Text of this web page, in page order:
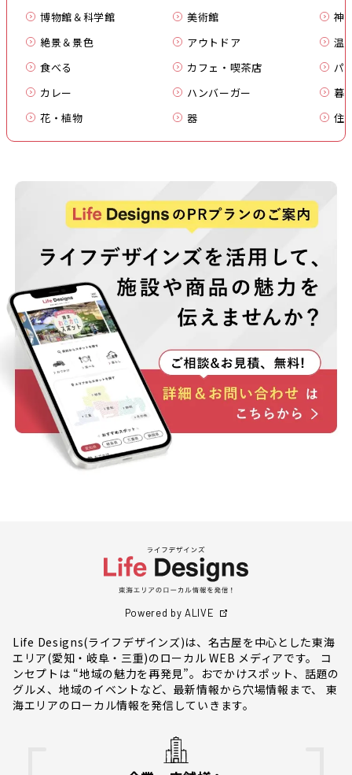
博物館＆科学館
美術館
神
絶景＆景色
アウトドア
温
食べる
カフェ・喫茶店
パ
カレー
ハンバーガー
暮
花・植物
器 住
Powered by ALIVE
Life Designs(ライフデザインズ)は、名古屋を中心とした東海
エリア(愛知・岐阜・三重)のローカル WEB メディアです。 コ
ンセプトは “地域の魅力を再発見”。おでかけスポット、話題の
グルメ、地域のイベントなど、最新情報から穴場情報まで、 東
海エリアのローカル情報を発信していきます。